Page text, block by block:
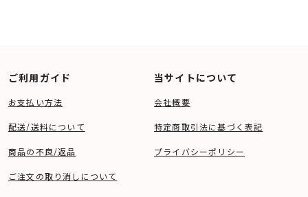
ご利用ガイド
お支払い方法
配送/送料について
商品の不良/返品
ご注文の取り消しについて
当サイトについて
会社概要
特定商取引法に基づく表記
プライバシーポリシー